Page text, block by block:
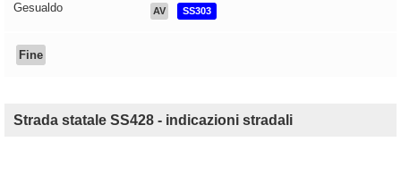
Gesualdo AV SS303
Fine
Strada statale SS428 - indicazioni stradali